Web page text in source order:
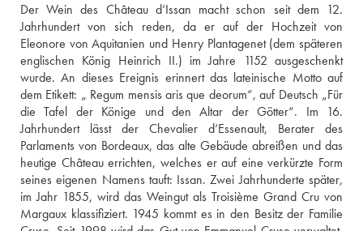
Der Wein des Château d‘Issan macht schon seit dem 12.
Jahrhundert von sich reden, da er auf der Hochzeit von
Eleonore von Aquitanien und Henry Plantagenet (dem späteren
englischen König Heinrich II.) im Jahre 1152 ausgeschenkt
wurde. An dieses Ereignis erinnert das lateinische Motto auf
dem Etikett: „ Regum mensis aris que deorum“, auf Deutsch „Für
die Tafel der Könige und den Altar der Götter“. Im 16.
Jahrhundert lässt der Chevalier d‘Essenault, Berater des
Parlaments von Bordeaux, das alte Gebäude abreißen und das
heutige Château errichten, welches er auf eine verkürzte Form
seines eigenen Namens tauft: Issan. Zwei Jahrhunderte später,
im Jahr 1855, wird das Weingut als Troisième Grand Cru von
Margaux klassifiziert. 1945 kommt es in den Besitz der Familie